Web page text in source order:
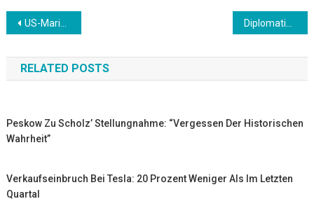
Beitrags-
Navigation
US-Marineschiff feuert Warnschüsse in Richtung iranischer Schnellboote im Persischen Golf
RELATED POSTS
Peskow Zu Scholz’ Stellungnahme: “Vergessen Der Historischen
Wahrheit”
Verkaufseinbruch Bei Tesla: 20 Prozent Weniger Als Im Letzten
Quartal